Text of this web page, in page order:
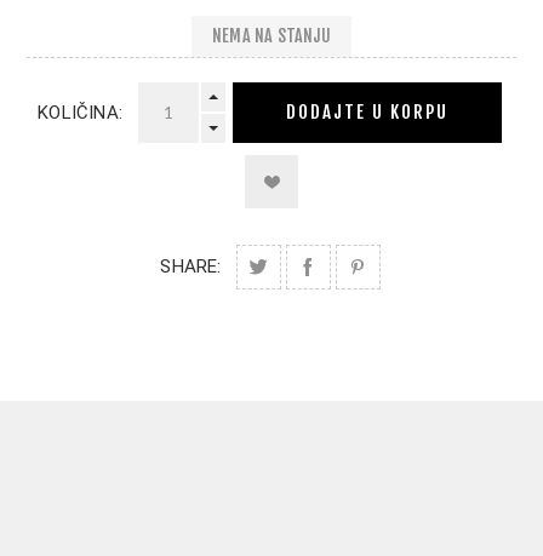
NEMA NA STANJU
KOLIČINA: DODAJTE U KORPU
SHARE: